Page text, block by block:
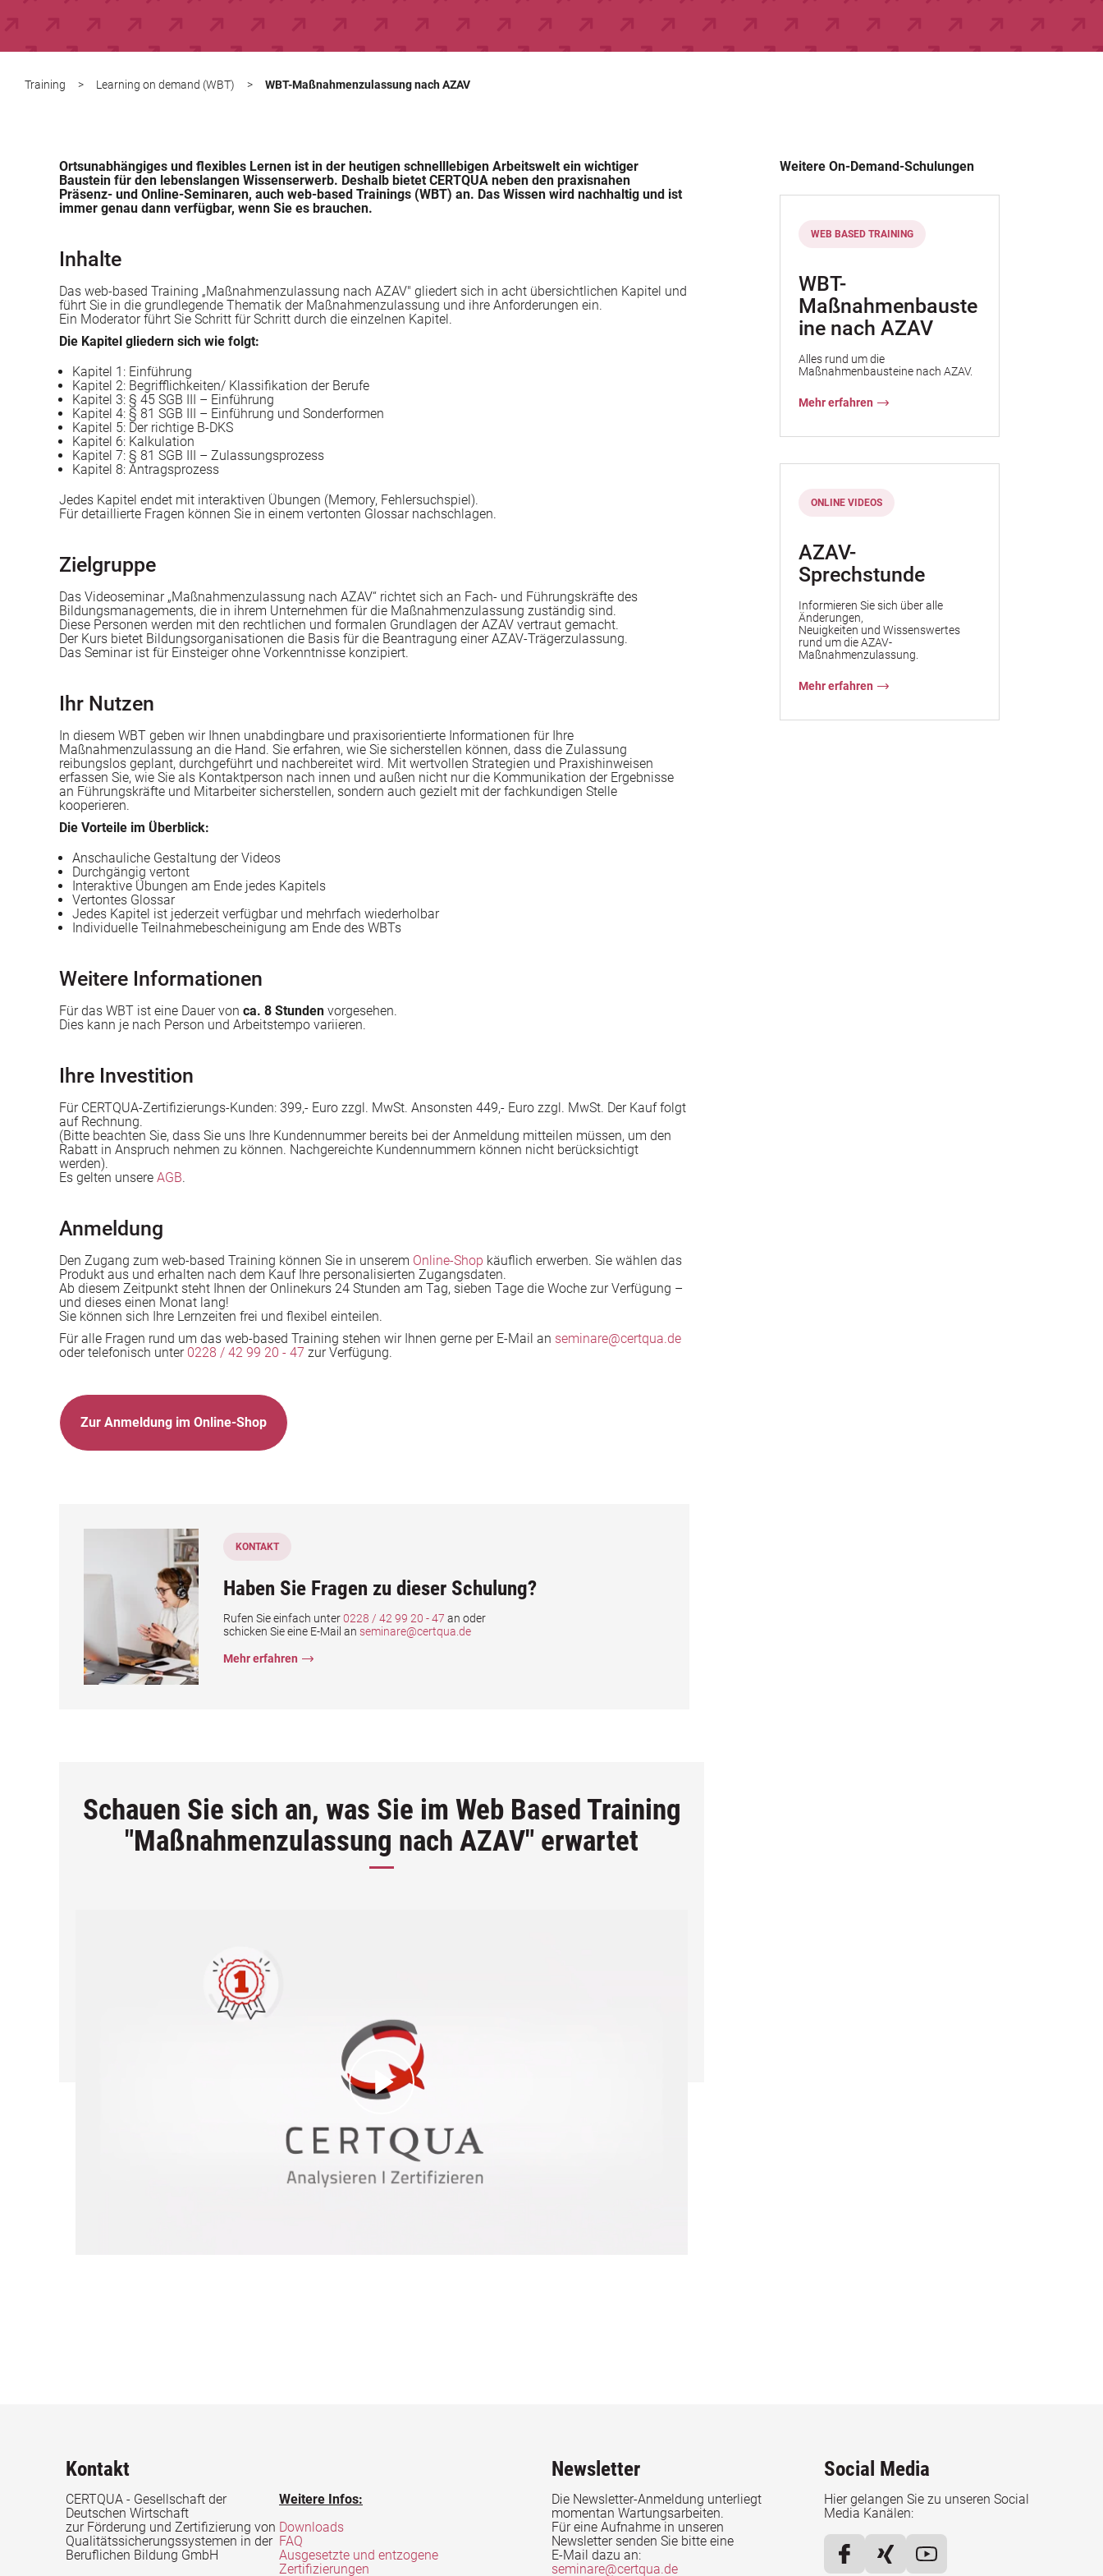
Training > Learning on demand (WBT) > WBT-Maßnahmenzulassung nach AZAV
Ortsunabhängiges und flexibles Lernen ist in der heutigen schnelllebigen Arbeitswelt ein wichtiger
Baustein für den lebenslangen Wissenserwerb. Deshalb bietet CERTQUA neben den praxisnahen
Präsenz- und Online-Seminaren, auch web-based Trainings (WBT) an. Das Wissen wird nachhaltig und ist
immer genau dann verfügbar, wenn Sie es brauchen.
Inhalte
Das web-based Training „Maßnahmenzulassung nach AZAV" gliedert sich in acht übersichtlichen Kapitel und
führt Sie in die grundlegende Thematik der Maßnahmenzulassung und ihre Anforderungen ein.
Ein Moderator führt Sie Schritt für Schritt durch die einzelnen Kapitel.
Die Kapitel gliedern sich wie folgt:
Kapitel 1: Einführung
Kapitel 2: Begrifflichkeiten/ Klassifikation der Berufe
Kapitel 3: § 45 SGB III – Einführung
Kapitel 4: § 81 SGB III – Einführung und Sonderformen
Kapitel 5: Der richtige B-DKS
Kapitel 6: Kalkulation
Kapitel 7: § 81 SGB III – Zulassungsprozess
Kapitel 8: Antragsprozess
Jedes Kapitel endet mit interaktiven Übungen (Memory, Fehlersuchspiel).
Für detaillierte Fragen können Sie in einem vertonten Glossar nachschlagen.
Zielgruppe
Das Videoseminar „Maßnahmenzulassung nach AZAV“ richtet sich an Fach- und Führungskräfte des
Bildungsmanagements, die in ihrem Unternehmen für die Maßnahmenzulassung zuständig sind.
Diese Personen werden mit den rechtlichen und formalen Grundlagen der AZAV vertraut gemacht.
Der Kurs bietet Bildungsorganisationen die Basis für die Beantragung einer AZAV-Trägerzulassung.
Das Seminar ist für Einsteiger ohne Vorkenntnisse konzipiert.
Ihr Nutzen
In diesem WBT geben wir Ihnen unabdingbare und praxisorientierte Informationen für Ihre
Maßnahmenzulassung an die Hand. Sie erfahren, wie Sie sicherstellen können, dass die Zulassung
reibungslos geplant, durchgeführt und nachbereitet wird. Mit wertvollen Strategien und Praxishinweisen
erfassen Sie, wie Sie als Kontaktperson nach innen und außen nicht nur die Kommunikation der Ergebnisse
an Führungskräfte und Mitarbeiter sicherstellen, sondern auch gezielt mit der fachkundigen Stelle
kooperieren.
Die Vorteile im Überblick:
Anschauliche Gestaltung der Videos
Durchgängig vertont
Interaktive Übungen am Ende jedes Kapitels
Vertontes Glossar
Jedes Kapitel ist jederzeit verfügbar und mehrfach wiederholbar
Individuelle Teilnahmebescheinigung am Ende des WBTs
Weitere Informationen
Für das WBT ist eine Dauer von ca. 8 Stunden vorgesehen.
Dies kann je nach Person und Arbeitstempo variieren.
Ihre Investition
Für CERTQUA-Zertifizierungs-Kunden: 399,- Euro zzgl. MwSt. Ansonsten 449,- Euro zzgl. MwSt. Der Kauf folgt
auf Rechnung.
(Bitte beachten Sie, dass Sie uns Ihre Kundennummer bereits bei der Anmeldung mitteilen müssen, um den
Rabatt in Anspruch nehmen zu können. Nachgereichte Kundennummern können nicht berücksichtigt
werden).
Es gelten unsere AGB.
Anmeldung
Den Zugang zum web-based Training können Sie in unserem Online-Shop käuflich erwerben. Sie wählen das
Produkt aus und erhalten nach dem Kauf Ihre personalisierten Zugangsdaten.
Ab diesem Zeitpunkt steht Ihnen der Onlinekurs 24 Stunden am Tag, sieben Tage die Woche zur Verfügung –
und dieses einen Monat lang!
Sie können sich Ihre Lernzeiten frei und flexibel einteilen.
Für alle Fragen rund um das web-based Training stehen wir Ihnen gerne per E-Mail an seminare@certqua.de
oder telefonisch unter 0228 / 42 99 20 - 47 zur Verfügung.
Zur Anmeldung im Online-Shop
KONTAKT
Haben Sie Fragen zu dieser Schulung?
Rufen Sie einfach unter0228 / 42 99 20 - 47 an oder
schicken Sie eine E-Mail an seminare@certqua.de
Mehr erfahren
Schauen Sie sich an, was Sie im Web Based Training
"Maßnahmenzulassung nach AZAV" erwartet
Weitere On-Demand-Schulungen
WEB BASED TRAINING
WBT-
Maßnahmenbauste
ine nach AZAV
Alles rund um die
Maßnahmenbausteine nach AZAV.
Mehr erfahren
ONLINE VIDEOS
AZAV-
Sprechstunde
Informieren Sie sich über alle
Änderungen,
Neuigkeiten und Wissenswertes
rund um die AZAV-
Maßnahmenzulassung.
Mehr erfahren
Kontakt
CERTQUA - Gesellschaft der
Deutschen Wirtschaft
zur Förderung und Zertifizierung von
Qualitätssicherungssystemen in der
Beruflichen Bildung GmbH
Weitere Infos:
Downloads
FAQ
Ausgesetzte und entzogene
Zertifizierungen
Newsletter
Die Newsletter-Anmeldung unterliegt
momentan Wartungsarbeiten.
Für eine Aufnahme in unseren
Newsletter senden Sie bitte eine
E-Mail dazu an:
seminare@certqua.de
Social Media
Hier gelangen Sie zu unseren Social
Media Kanälen: